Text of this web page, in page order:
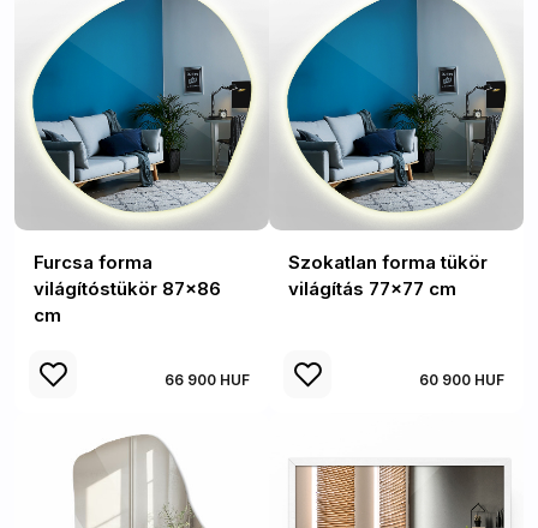
Furcsa forma
világítóstükör 87x86
cm
66 900 HUF
Szokatlan forma tükör
világítás 77x77 cm
60 900 HUF